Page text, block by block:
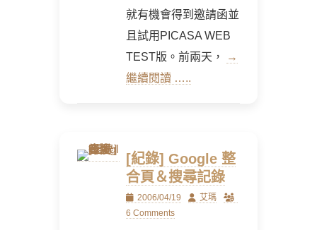
就有機會得到邀請函並
且試用PICASA WEB
TEST版。前兩天，
→
繼續閱讀 …..
[紀錄] Google 整
合頁＆搜尋記錄
Posted
on
2006/04/19 Author
艾瑪
6 Comments